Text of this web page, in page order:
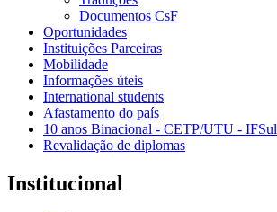
Documentos CsF
Oportunidades
Instituições Parceiras
Mobilidade
Informações úteis
International students
Afastamento do país
10 anos Binacional - CETP/UTU - IFSul
Revalidação de diplomas
Institucional